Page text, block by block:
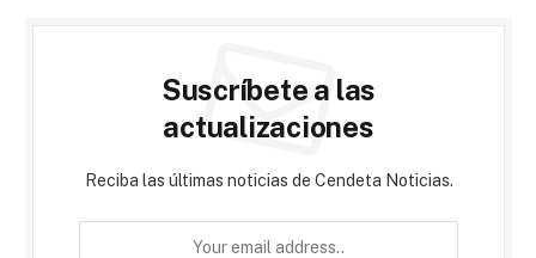
Suscríbete a las
actualizaciones
Reciba las últimas noticias de Cendeta Noticias.